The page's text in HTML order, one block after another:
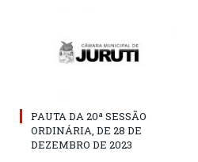
PAUTA DA 20ª SESSÃO
ORDINÁRIA, DE 28 DE
DEZEMBRO DE 2023